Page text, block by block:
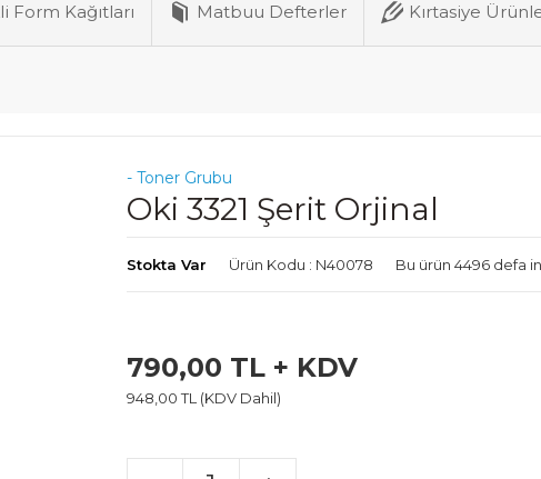
Form Kağıtları Matbuu Defterler Kırtasiye
- Toner Grubu
Oki 3321 Şerit Orjinal
Stokta Var Ürün Kodu : N40078 Bu ürün 4496 defa
790,00 TL + KDV
948,00 TL (KDV Dahil)